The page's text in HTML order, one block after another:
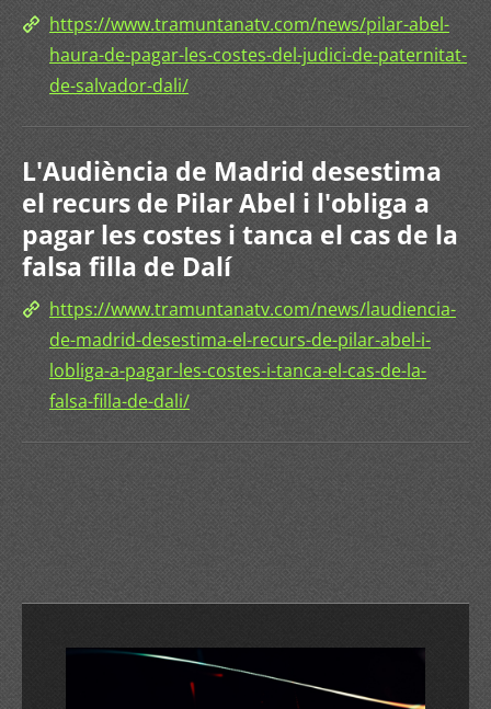
https://www.tramuntanatv.com/news/pilar-abel-
haura-de-pagar-les-costes-del-judici-de-paternitat-
de-salvador-dali/
L'Audiència de Madrid desestima
el recurs de Pilar Abel i l'obliga a
pagar les costes i tanca el cas de la
falsa filla de Dalí
https://www.tramuntanatv.com/news/laudiencia-
de-madrid-desestima-el-recurs-de-pilar-abel-i-
lobliga-a-pagar-les-costes-i-tanca-el-cas-de-la-
falsa-filla-de-dali/